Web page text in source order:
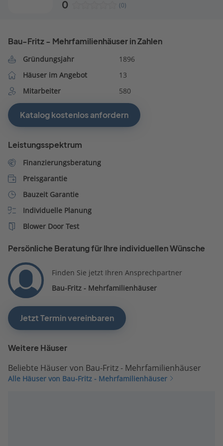
0 (0)
Bau-Fritz - Mehrfamilienhäuser in Zahlen
Gründungsjahr
1896
Häuser im Angebot
13
Mitarbeiter
580
Katalog kostenlos anfordern
Leistungsspektrum
Finanzierungsberatung
Preisgarantie
Bauzeit Garantie
Individuelle Planung
Blower Door Test
Persönliche Beratung für Ihre individuellen Wünsche
Finden Sie jetzt Ihren Ansprechpartner
Bau-Fritz - Mehrfamilienhäuser
Jetzt Termin vereinbaren
Weitere Häuser
Beliebte Häuser von Bau-Fritz - Mehrfamilienhäuser
Alle Häuser von Bau-Fritz - Mehrfamilienhäuser